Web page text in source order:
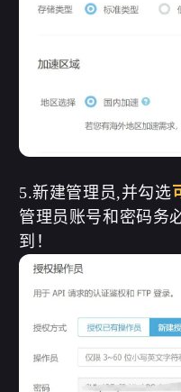
5.新建管理员,并勾选
管理员账号和密码务
到！